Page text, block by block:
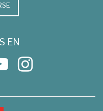
EN